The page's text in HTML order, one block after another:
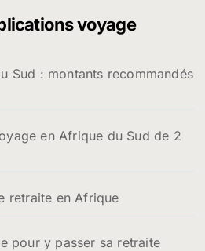
voyage
Sud : montants recommandés
en Afrique du Sud de 2
retraite en Afrique
pour y passer sa retraite